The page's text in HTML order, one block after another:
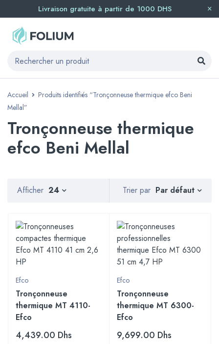
Livraison gratuite à partir de 1000 DHS
Accueil
Produits identifiés “Tronçonneuse thermique efco Beni
Mellal”
Tronçonneuse thermique
efco Beni Mellal
Trier par Par défaut
Afficher 24
Efco
Tronçonneuse
thermique MT 4110-
Efco
4,439.00 Dhs
Efco
Tronçonneuse
thermique MT 6300-
Efco
9,699.00 Dhs